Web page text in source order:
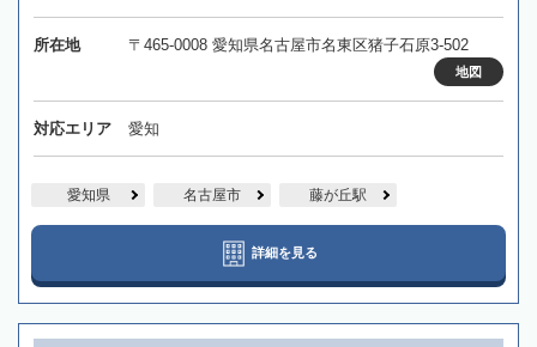
所在地 〒465-0008 愛知県名古屋市名東区猪子石原3-502
地図
対応エリア 愛知
愛知県 名古屋市 藤が丘駅
詳細を見る